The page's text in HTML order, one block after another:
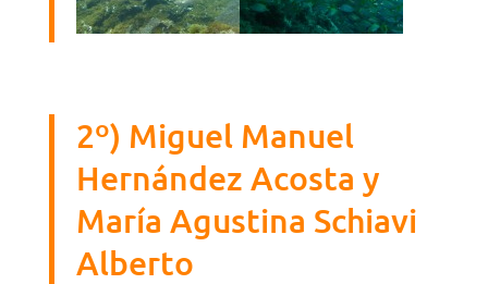
2º) Miguel Manuel
Hernández Acosta y
María Agustina Schiavi
Alberto